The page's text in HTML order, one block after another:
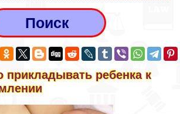
прикладывать ребенка к